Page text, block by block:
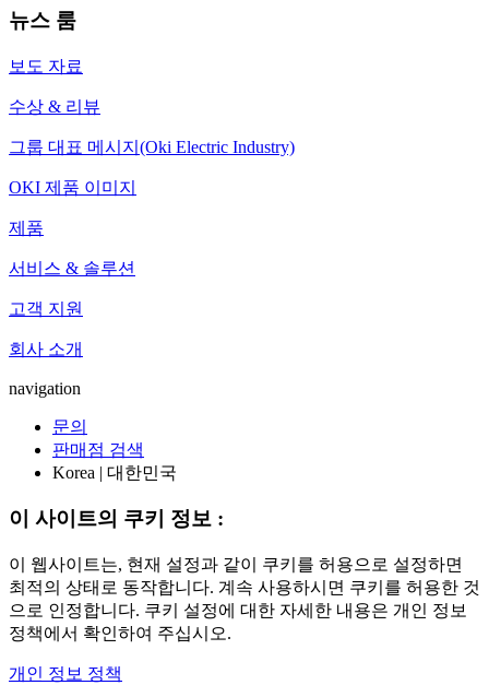
뉴스 룸
보도 자료
수상 & 리뷰
그룹 대표 메시지(Oki Electric Industry)
OKI 제품 이미지
제품
서비스 & 솔루션
고객 지원
회사 소개
navigation
문의
판매점 검색
Korea | 대한민국
이 사이트의 쿠키 정보 :
이 웹사이트는, 현재 설정과 같이 쿠키를 허용으로 설정하면
최적의 상태로 동작합니다. 계속 사용하시면 쿠키를 허용한 것
으로 인정합니다. 쿠키 설정에 대한 자세한 내용은 개인 정보
정책에서 확인하여 주십시오.
개인 정보 정책